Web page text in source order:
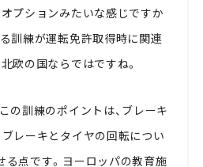
プションみたいな感じですか
訓練が運転免許取得時に関連
欧の国ならではですね。
の訓練のポイントは、ブレーキ
レーキとタイヤの回転につい
る点です。ヨーロッパの教育施